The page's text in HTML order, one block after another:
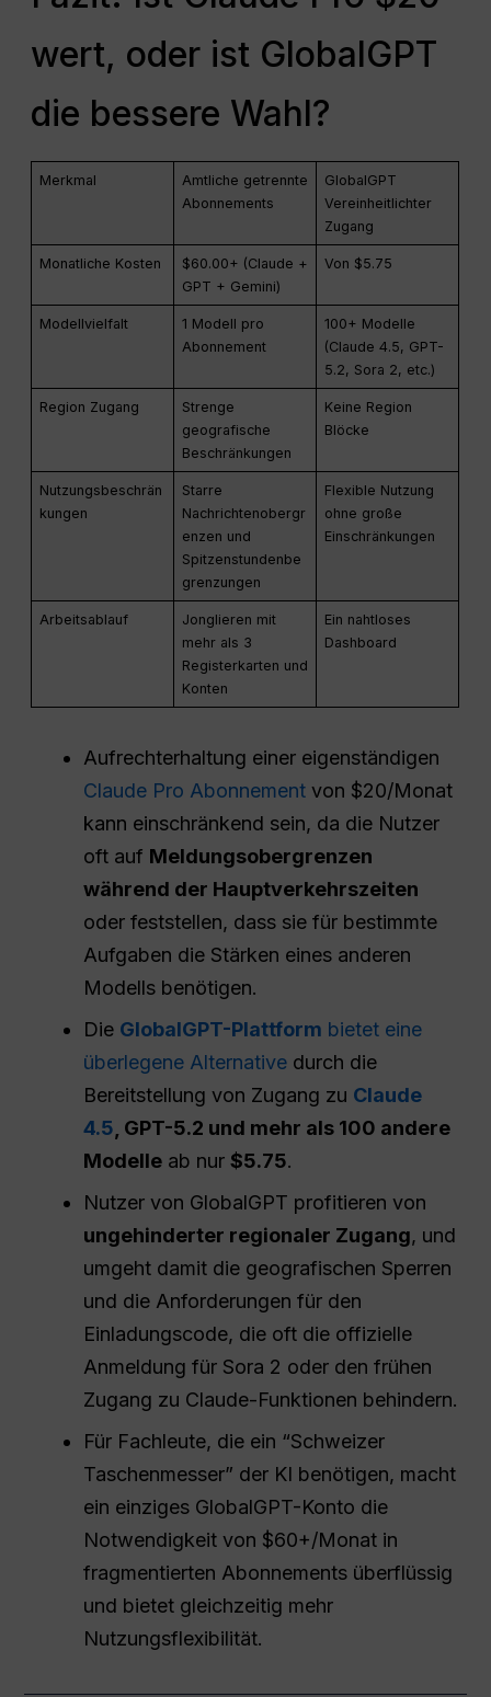
wert, oder ist GlobalGPT
die bessere Wahl?
Merkmal
Amtliche getrennte
Abonnements
GlobalGPT
Vereinheitlichter
Zugang
Monatliche Kosten
$60.00+ (Claude +
GPT + Gemini)
Von $5.75
Modellvielfalt
1 Modell pro
Abonnement
100+ Modelle
(Claude 4.5, GPT-
5.2, Sora 2, etc.)
Region Zugang
Strenge
geografische
Beschränkungen
Keine Region
Blöcke
Nutzungsbeschrän
kungen
Starre
Nachrichtenobergr
enzen und
Spitzenstundenbe
grenzungen
Flexible Nutzung
ohne große
Einschränkungen
Arbeitsablauf
Jonglieren mit
mehr als 3
Registerkarten und
Konten
Ein nahtloses
Dashboard
Aufrechterhaltung einer eigenständigen
Claude Pro Abonnement von $20/Monat
kann einschränkend sein, da die Nutzer
oft auf Meldungsobergrenzen
während der Hauptverkehrszeiten
oder feststellen, dass sie für bestimmte
Aufgaben die Stärken eines anderen
Modells benötigen.
Die GlobalGPT-Plattform bietet eine
überlegene Alternative durch die
Bereitstellung von Zugang zu Claude
4.5, GPT-5.2 und mehr als 100 andere
Modelle ab nur$5.75.
Nutzer von GlobalGPT profitieren von
ungehinderter regionaler Zugang, und
umgeht damit die geografischen Sperren
und die Anforderungen für den
Einladungscode, die oft die offizielle
Anmeldung für Sora 2 oder den frühen
Zugang zu Claude-Funktionen behindern.
Für Fachleute, die ein “Schweizer
Taschenmesser” der KI benötigen, macht
ein einziges GlobalGPT-Konto die
Notwendigkeit von $60+/Monat in
fragmentierten Abonnements überflüssig
und bietet gleichzeitig mehr
Nutzungsflexibilität.